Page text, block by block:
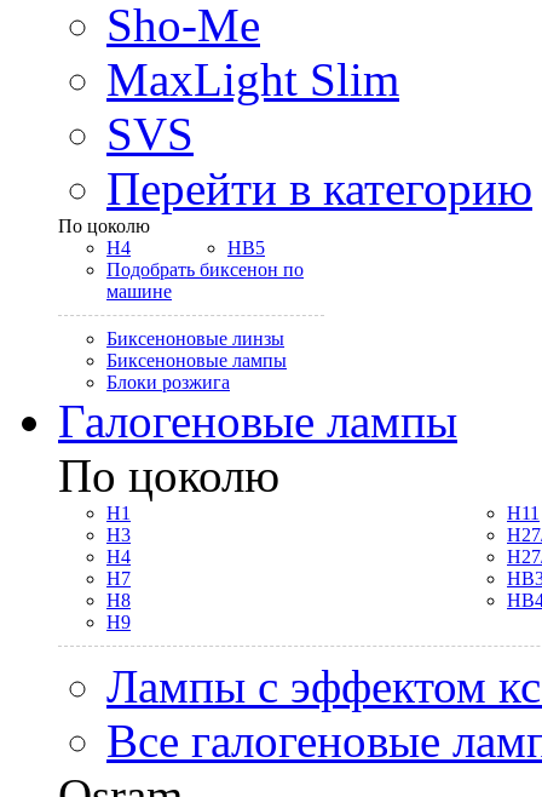
Sho-Me
MaxLight Slim
SVS
Перейти в категорию
По цоколю
H4
HB5
Подобрать биксенон по
машине
Биксеноновые линзы
Биксеноновые лампы
Блоки розжига
Галогеновые лампы
По цоколю
H1
H3
H4
H7
H8
H9
H11
Лампы с эффектом
Все галогеновые